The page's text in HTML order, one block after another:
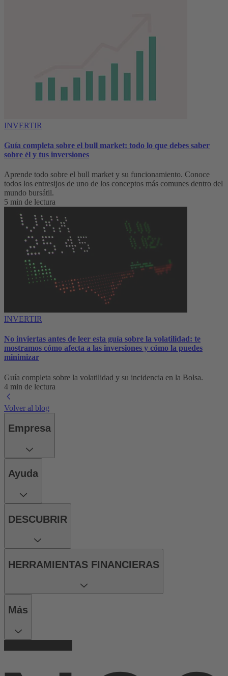
INVERTIR
Guía completa sobre el bull market: todo lo que debes saber
sobre él y tus inversiones
Aprende todo sobre el bull market y su funcionamiento. Conoce
todos los entresijos de uno de los conceptos más comunes dentro del
mundo bursátil.
5 min de lectura
INVERTIR
No inviertas antes de leer esta guía sobre la volatilidad: te
mostramos cómo afecta a las inversiones y cómo la puedes
minimizar
Guía completa sobre la volatilidad y su incidencia en la Bolsa.
4 min de lectura
Volver al blog
Empresa
Ayuda
DESCUBRIR
HERRAMIENTAS FINANCIERAS
Más